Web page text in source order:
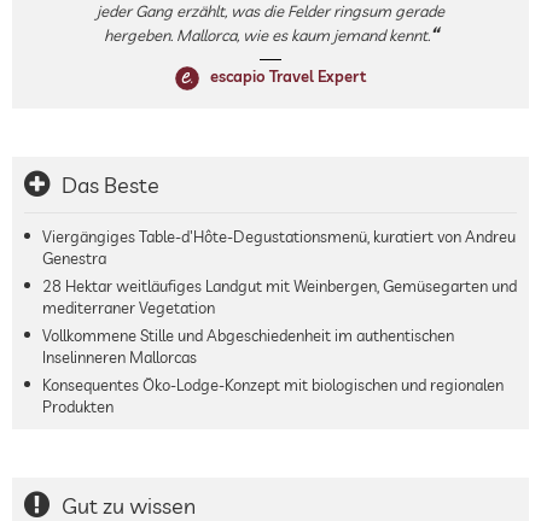
jeder Gang erzählt, was die Felder ringsum gerade
hergeben. Mallorca, wie es kaum jemand kennt.
escapio Travel Expert
Das Beste
Viergängiges Table-d'Hôte-Degustationsmenü, kuratiert von Andreu
Genestra
28 Hektar weitläufiges Landgut mit Weinbergen, Gemüsegarten und
mediterraner Vegetation
Vollkommene Stille und Abgeschiedenheit im authentischen
Inselinneren Mallorcas
Konsequentes Öko-Lodge-Konzept mit biologischen und regionalen
Produkten
Gut zu wissen